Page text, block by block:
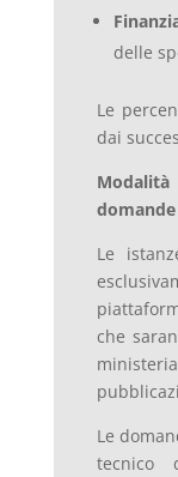
delle
Le
dai
domande
Le
che
Le
tecnico